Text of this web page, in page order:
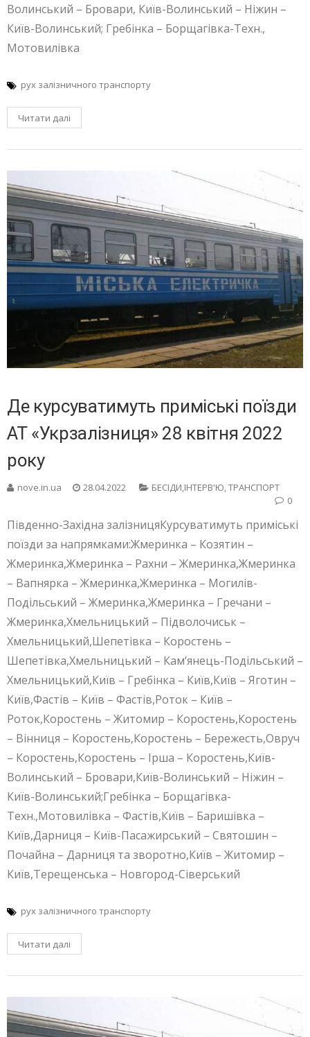
Волинський – Бровари, Київ-Волинський – Ніжин –
Київ-Волинський; Гребінка – Борщагівка-Техн.,
Мотовилівка
рух залізничного транспорту
Читати далі
Де курсуватимуть приміські поїзди
АТ «Укрзалізниця» 28 квітня 2022
року
nove.in.ua 28.04.2022 БЕСIДИ,ІНТЕРВ'Ю,ТРАНСПОРТ
0
Південно-Західна залізницяКурсуватимуть приміські
поїзди за напрямками:Жмеринка – Козятин –
Жмеринка,Жмеринка – Рахни – Жмеринка,Жмеринка
– Вапнярка – Жмеринка,Жмеринка – Могилів-
Подільський – Жмеринка,Жмеринка – Гречани –
Жмеринка,Хмельницький – Підволочиськ –
Хмельницький,Шепетівка – Коростень –
Шепетівка,Хмельницький – Кам’янець-Подільський –
Хмельницький,Київ – Гребінка – Київ,Київ – Яготин –
Київ,Фастів – Київ – Фастів,Роток – Київ –
Роток,Коростень – Житомир – Коростень,Коростень
– Вінниця – Коростень,Коростень – Бережесть,Овруч
– Коростень,Коростень – Ірша – Коростень,Київ-
Волинський – Бровари,Київ-Волинський – Ніжин –
Київ-Волинський;Гребінка – Борщагівка-
Техн.,Мотовилівка – Фастів,Київ – Баришівка –
Київ,Дарниця – Київ-Пасажирський – Святошин –
Почайна – Дарниця та зворотно,Київ – Житомир –
Київ,Терещенська – Новгород-Сіверський
рух залізничного транспорту
Читати далі